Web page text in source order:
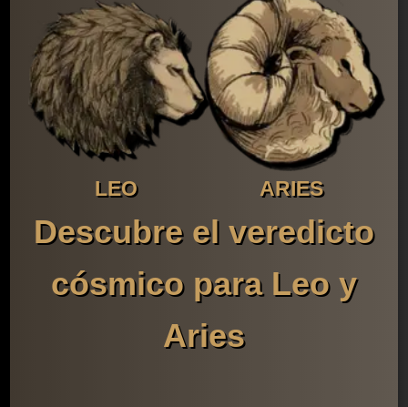
LEO ARIES
Descubre el veredicto
cósmico para Leo y
Aries